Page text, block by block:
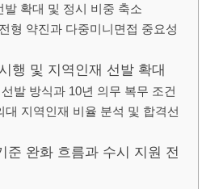
발 확대 및 정시 비중 축소
형 약진과 다중미니면접 중요성
행 및 지역인재 선발 확대
발 방식과 10년 의무 복무 조건
대 지역인재 비율 분석 및 합격선
준 완화 흐름과 수시 지원 전